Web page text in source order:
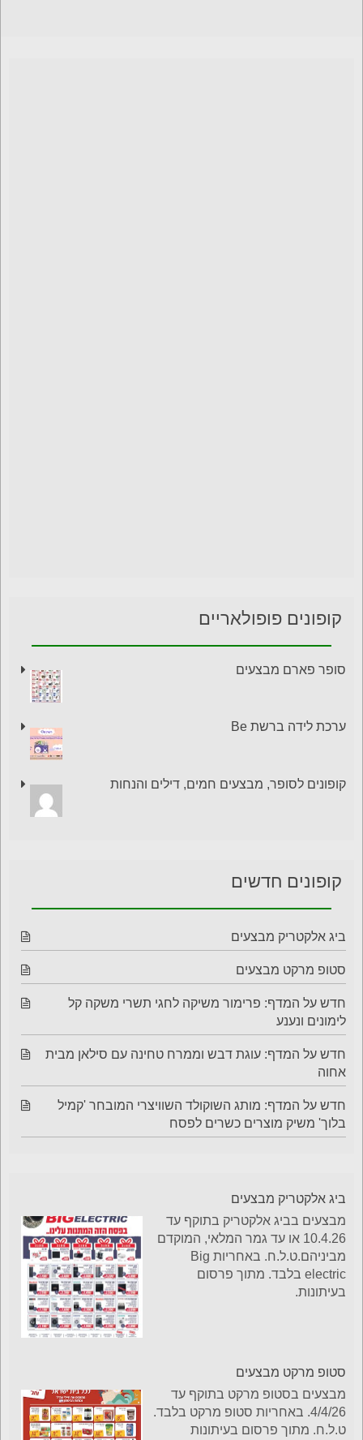
קופונים פופולאריים
סופר פארם מבצעים
ערכת לידה ברשת Be
קופונים לסופר, מבצעים חמים, דילים והנחות
קופונים חדשים
ביג אלקטריק מבצעים
סטופ מרקט מבצעים
חדש על המדף: פרימור משיקה לחגי תשרי משקה קל
לימונים ונענע
חדש על המדף: עוגת דבש וממרח טחינה עם סילאן מבית
אחוה
חדש על המדף: מותג השוקולד השוויצרי המובחר 'קמיל
בלוך' משיק מוצרים כשרים לפסח
ביג אלקטריק מבצעים
מבצעים בביג אלקטריק בתוקף עד
10.4.26 או עד גמר המלאי, המוקדם
מביניהם.ט.ל.ח. באחריות Big
electric בלבד. מתוך פרסום
בעיתונות.
סטופ מרקט מבצעים
מבצעים בסטופ מרקט בתוקף עד
4/4/26. באחריות סטופ מרקט בלבד.
ט.ל.ח. מתוך פרסום בעיתונות